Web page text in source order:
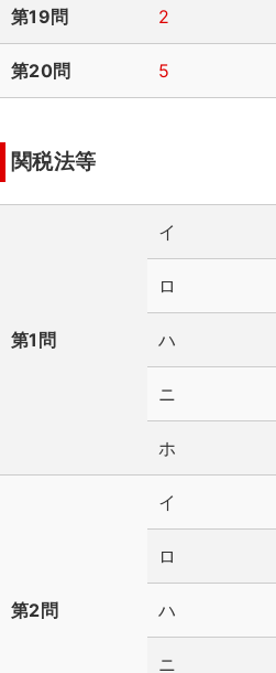
第19問 2
第20問 5
関税法等
第1問
イ
ロ
ハ
ニ
ホ
第2問
イ
ロ
ハ
ニ